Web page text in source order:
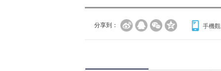
分享到： 手機